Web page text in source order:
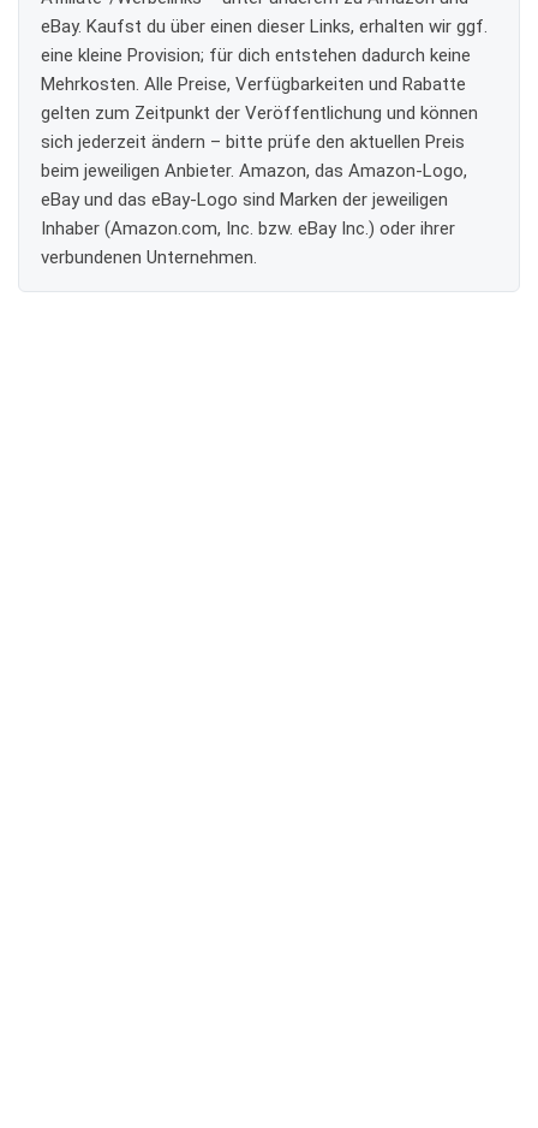
eBay. Kaufst du über einen dieser Links, erhalten wir ggf.
eine kleine Provision; für dich entstehen dadurch keine
Mehrkosten. Alle Preise, Verfügbarkeiten und Rabatte
gelten zum Zeitpunkt der Veröffentlichung und können
sich jederzeit ändern – bitte prüfe den aktuellen Preis
beim jeweiligen Anbieter. Amazon, das Amazon-Logo,
eBay und das eBay-Logo sind Marken der jeweiligen
Inhaber (Amazon.com, Inc. bzw. eBay Inc.) oder ihrer
verbundenen Unternehmen.